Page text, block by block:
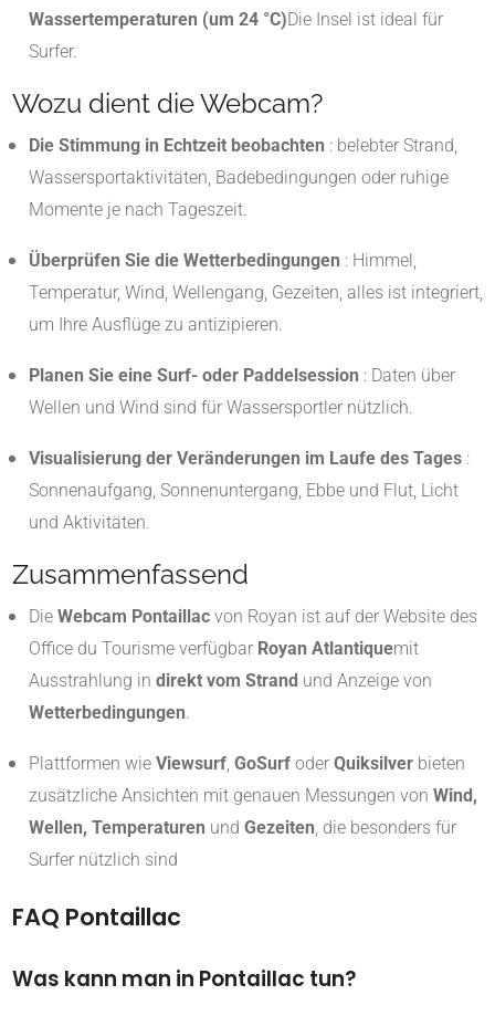
Wassertemperaturen (um 24 °C)Die Insel ist ideal für
Surfer.
Wozu dient die Webcam?
Die Stimmung in Echtzeit beobachten : belebter Strand,
Wassersportaktivitäten, Badebedingungen oder ruhige
Momente je nach Tageszeit.
Überprüfen Sie die Wetterbedingungen : Himmel,
Temperatur, Wind, Wellengang, Gezeiten, alles ist integriert,
um Ihre Ausflüge zu antizipieren.
Planen Sie eine Surf- oder Paddelsession : Daten über
Wellen und Wind sind für Wassersportler nützlich.
Visualisierung der Veränderungen im Laufe des Tages :
Sonnenaufgang, Sonnenuntergang, Ebbe und Flut, Licht
und Aktivitäten.
Zusammenfassend
Die Webcam Pontaillac von Royan ist auf der Website des
Office du Tourisme verfügbar Royan Atlantiquemit
Ausstrahlung in direkt vom Strand und Anzeige von
Wetterbedingungen.
Plattformen wie Viewsurf, GoSurf oder Quiksilver bieten
zusätzliche Ansichten mit genauen Messungen von Wind,
Wellen, Temperaturen und Gezeiten, die besonders für
Surfer nützlich sind
FAQ Pontaillac
Was kann man in Pontaillac tun?